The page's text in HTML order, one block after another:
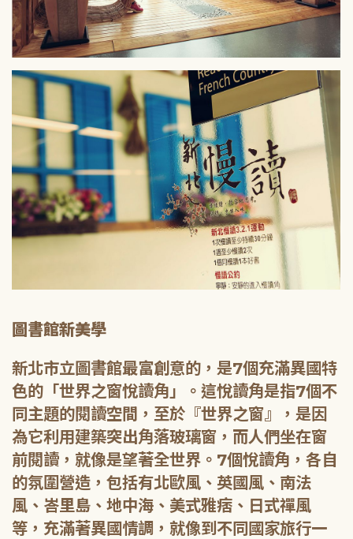
圖書館新美學
新北市立圖書館最富創意的，是7個充滿異國特
色的「世界之窗悅讀角」。這悅讀角是指7個不
同主題的閱讀空間，至於『世界之窗』，是因
為它利用建築突出角落玻璃窗，而人們坐在窗
前閱讀，就像是望著全世界。7個悅讀角，各自
的氛圍營造，包括有北歐風、英國風、南法
風、峇里島、地中海、美式雅痞、日式禪風
等，充滿著異國情調，就像到不同國家旅行一